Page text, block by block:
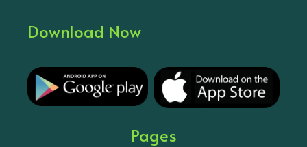
Download Now
Pages